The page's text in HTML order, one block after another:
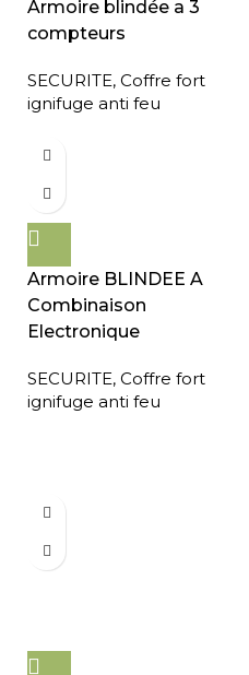
Armoire blindée a 3
compteurs
SECURITE, Coffre fort
ignifuge anti feu
Armoire BLINDEE A
Combinaison
Electronique
SECURITE, Coffre fort
ignifuge anti feu